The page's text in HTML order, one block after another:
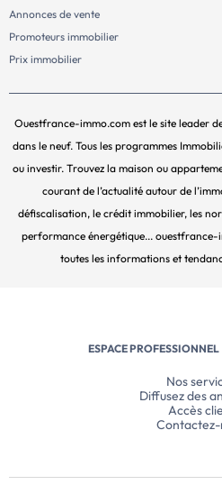
Annonces de vente
Promoteurs immobilier
Prix immobilier
Ouestfrance-immo.com est le site leader
dans le neuf. Tous les programmes
ou investir. Trouvez la maison ou
courant de l’actualité autour de
défiscalisation, le crédit immobilier, les
performance énergétique...
toutes les informations et
ESPACE PROFESSIONNEL
Nos
Diffusez des
Accès
Contactez-